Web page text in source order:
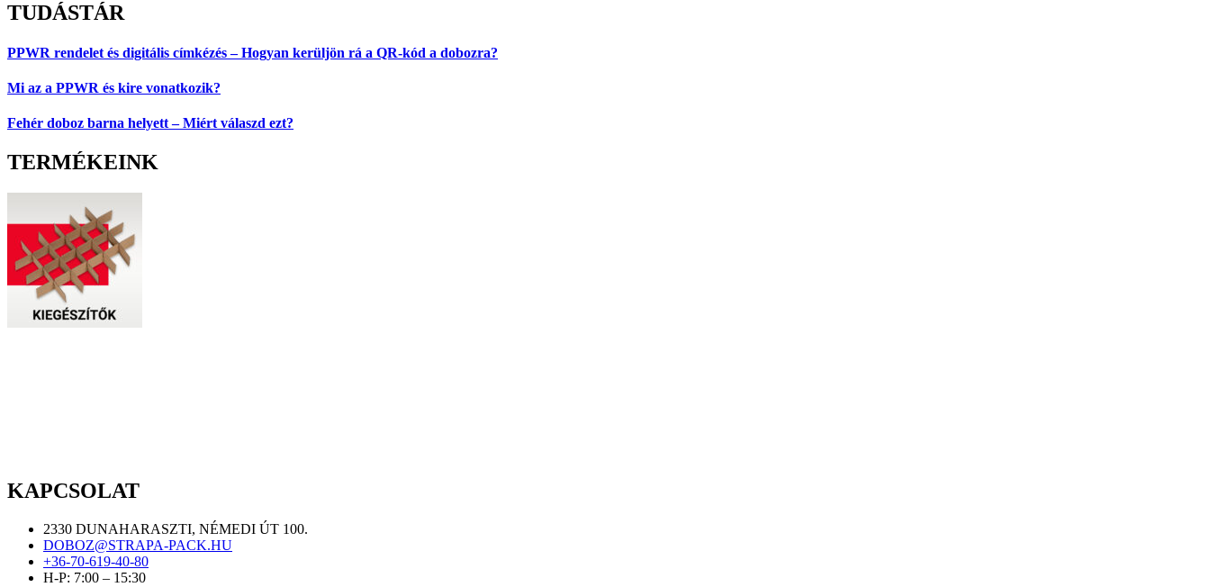
TUDÁSTÁR
PPWR rendelet és digitális címkézés – Hogyan kerüljön rá a QR-kód a dobozra?
Mi az a PPWR és kire vonatkozik?
Fehér doboz barna helyett – Miért válaszd ezt?
TERMÉKEINK
KAPCSOLAT
2330 DUNAHARASZTI, NÉMEDI ÚT 100.
DOBOZ@STRAPA-PACK.HU
+36-70-619-40-80
H-P: 7:00 – 15:30